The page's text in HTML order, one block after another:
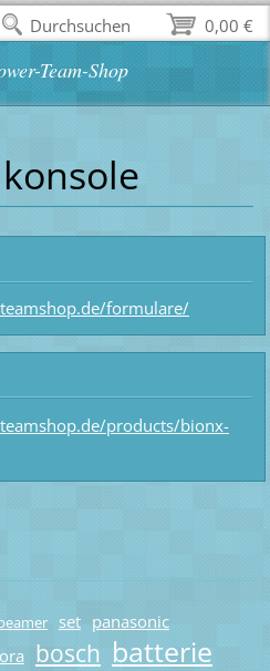
Team-Shop
formulare/
products/bionx-
set panasonic
bosch batterie
0,00 €
Durchsuchen